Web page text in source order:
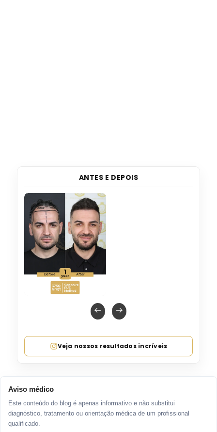
ANTES E DEPOIS
Veja nossos resultados incríveis
Aviso médico
Este conteúdo do blog é apenas informativo e não substitui
diagnóstico, tratamento ou orientação médica de um profissional
qualificado.